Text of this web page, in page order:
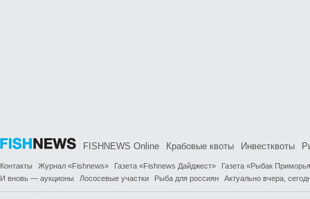
FISHNEWS Online Крабовые квоты Инвестквоты
Контакты Журнал «Fishnews» Газета «Fishnews Дайджест»
Газета «Рыбак
И вновь — аукционы
Лососевые участки Рыба для россиян Актуально вчера,